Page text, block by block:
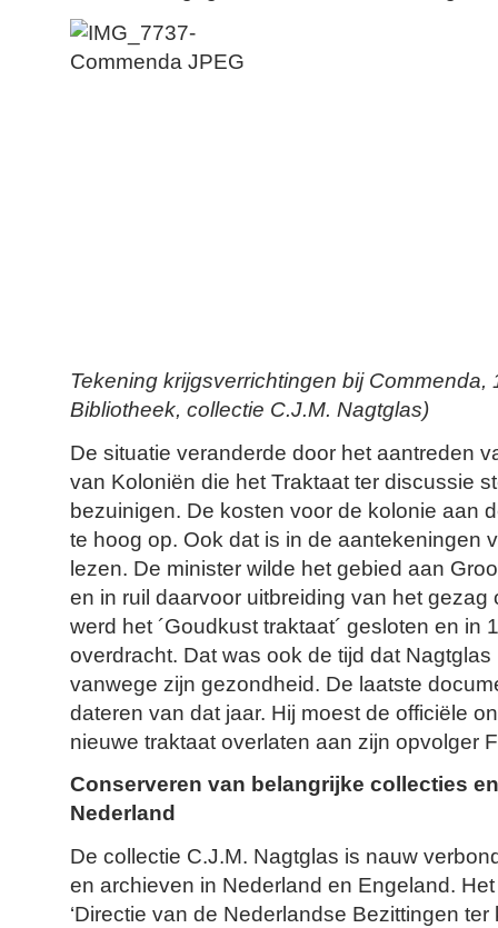
Tekening krijgsverrichtingen bij Commenda,
Bibliotheek, collectie C.J.M. Nagtglas)
De situatie veranderde door het aantreden
van Koloniën die het Traktaat ter discussie
bezuinigen. De kosten voor de kolonie aan
te hoog op. Ook dat is in de aantekeningen
lezen. De minister wilde het gebied aan
en in ruil daarvoor uitbreiding van het gezag
werd het ´Goudkust traktaat´ gesloten en in
overdracht. Dat was ook de tijd dat
vanwege zijn gezondheid. De laatste
dateren van dat jaar. Hij moest de officiële
nieuwe traktaat overlaten aan zijn opvolger
Conserveren van belangrijke collecties
Nederland
De collectie C.J.M. Nagtglas is nauw
en archieven in Nederland en Engeland.
‘Directie van de Nederlandse Bezittingen